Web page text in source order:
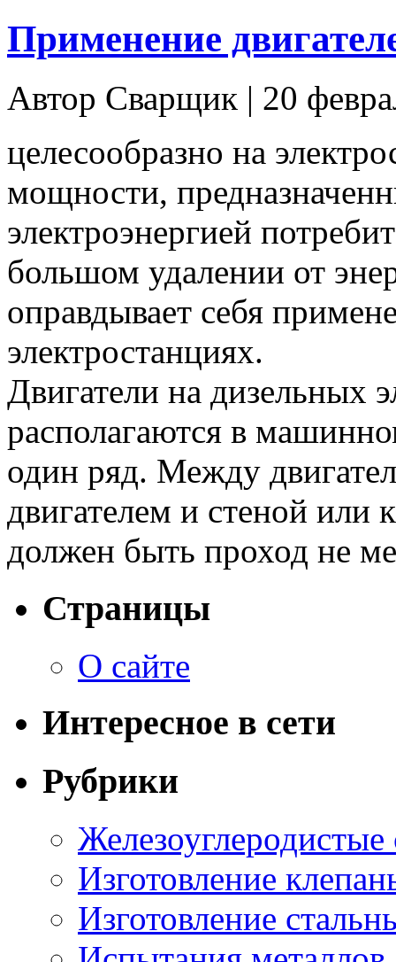
Применение
Автор Сварщик | 20
целесообразно на
мощности,
электроэнергией
большом удалении от
оправдывает себя
электростанциях.
Двигатели на дизельных
располагаются в
один ряд. Между
двигателем и стеной или
должен быть проход не
Страницы
О сайте
Интересное в сети
Рубрики
Железоуглеродистые
Изготовление
Изготовление